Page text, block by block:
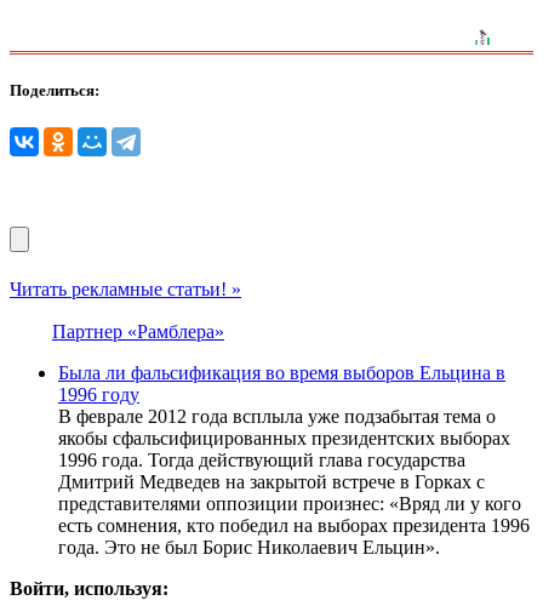
Поделиться:
Читать рекламные статьи! »
Партнер «Рамблера»
Была ли фальсификация во время выборов Ельцина в
1996 году
В феврале 2012 года всплыла уже подзабытая тема о
якобы сфальсифицированных президентских выборах
1996 года. Тогда действующий глава государства
Дмитрий Медведев на закрытой встрече в Горках с
представителями оппозиции произнес: «Вряд ли у кого
есть сомнения, кто победил на выборах президента 1996
года. Это не был Борис Николаевич Ельцин».
Войти, используя: